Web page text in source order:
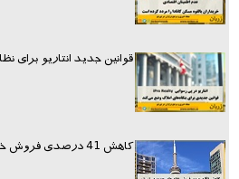
قوانین جدید انتاریو برای
کاهش 41 درصدی فروش خانه در تورنتو